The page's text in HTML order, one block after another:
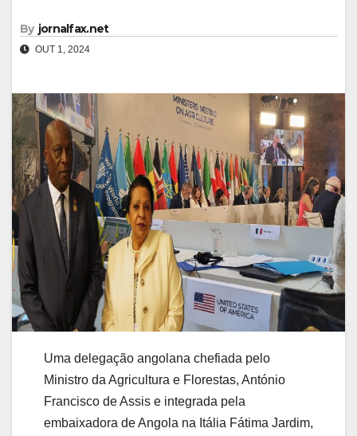
By jornalfax.net
OUT 1, 2024
Uma delegação angolana chefiada pelo
Ministro da Agricultura e Florestas, António
Francisco de Assis e integrada pela
embaixadora de Angola na Itália Fátima Jardim,